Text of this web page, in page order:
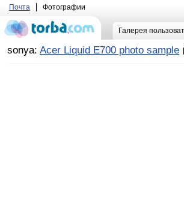
Почта Фотографии
Галерея
sonya: Acer Liquid E700 photo sample